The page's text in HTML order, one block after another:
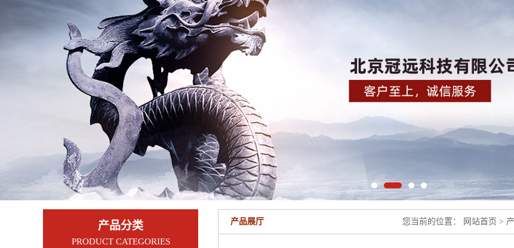
产品分类
PRODUCT CATEGORIES
产品展厅 您当前的位置： 网站首页 >